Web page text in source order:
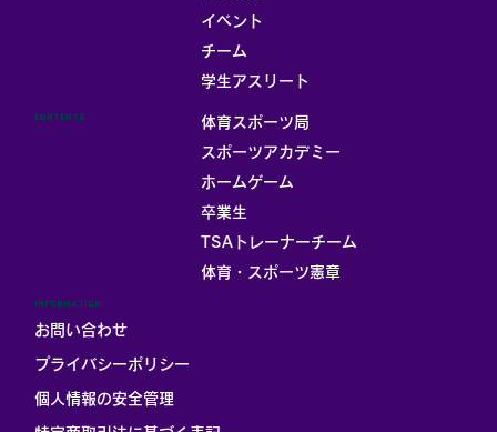
イベント
チーム
学生アスリート
体育スポーツ局
スポーツアカデミー
ホームゲーム
卒業生
TSAトレーナーチーム
体育・スポーツ憲章
CONTENTS
INFORMATION
お問い合わせ
プライバシーポリシー
個人情報の安全管理